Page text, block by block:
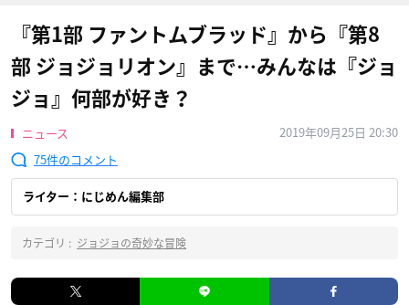
『第1部 ファントムブラッド』から『第8
部 ジョジョリオン』まで…みんなは『ジョ
ジョ』何部が好き？
ニュース
2019年09月25日 20:30
75
ライター：にじめん編集部
カテゴリ : ジョジョの奇妙な冒険